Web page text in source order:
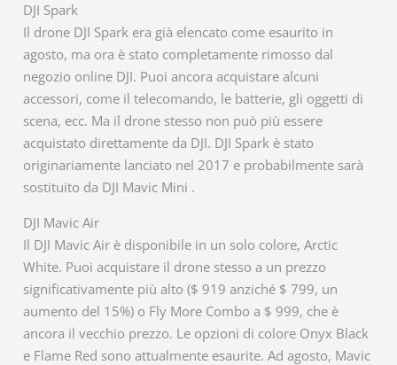
DJI Spark
Il drone DJI Spark era già elencato come esaurito in
agosto, ma ora è stato completamente rimosso dal
negozio online DJI. Puoi ancora acquistare alcuni
accessori, come il telecomando, le batterie, gli oggetti di
scena, ecc. Ma il drone stesso non può più essere
acquistato direttamente da DJI. DJI Spark è stato
originariamente lanciato nel 2017 e probabilmente sarà
sostituito da DJI Mavic Mini .
DJI Mavic Air
Il DJI Mavic Air è disponibile in un solo colore, Arctic
White. Puoi acquistare il drone stesso a un prezzo
significativamente più alto ($ 919 anziché $ 799, un
aumento del 15%) o Fly More Combo a $ 999, che è
ancora il vecchio prezzo. Le opzioni di colore Onyx Black
e Flame Red sono attualmente esaurite. Ad agosto, Mavic